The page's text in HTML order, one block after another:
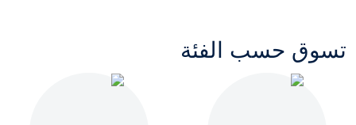
تسوق حسب الفئة